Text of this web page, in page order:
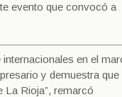
evento que convocó a
en el
y demuestra que
La Rioja”, remarcó